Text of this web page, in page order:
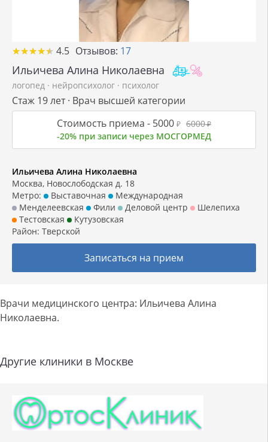
★★★★★
★★★★★ 4.5 Отзывов: 17
Ильичева Алина Николаевна
логопед · нейропсихолог · психолог
Стаж 19 лет · Врач высшей категории
Стоимость приема - 5000 ₽ 6000₽
-20% при записи через МОСГОРМЕД
Ильичева Алина Николаевна
Москва, Новослободская д. 18
Метро:
Выставочная
Международная
Менделеевская
Фили Деловой центр
Шелепиха
Тестовская
Кутузовская
Район: Тверской
Записаться на прием
Врачи медицинского центра: Ильичева Алина
Николаевна.
Другие клиники в Москве